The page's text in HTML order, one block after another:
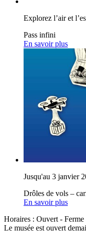
Explorez l’air et
Pass infini
En savoir plus
Jusqu'au 3 janvier
Drôles de vols –
En savoir plus
Horaires : Ouvert - Ferme
Le musée est ouvert